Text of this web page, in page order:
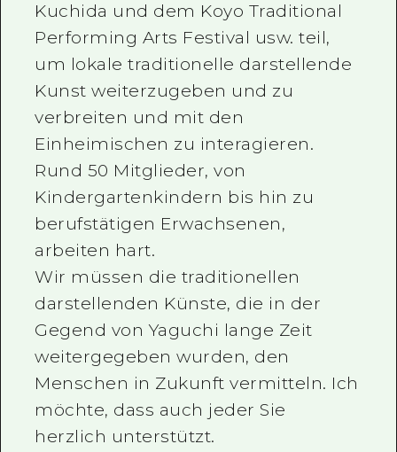
Kuchida und dem Koyo Traditional
Performing Arts Festival usw. teil,
um lokale traditionelle darstellende
Kunst weiterzugeben und zu
verbreiten und mit den
Einheimischen zu interagieren.
Rund 50 Mitglieder, von
Kindergartenkindern bis hin zu
berufstätigen Erwachsenen,
arbeiten hart.
Wir müssen die traditionellen
darstellenden Künste, die in der
Gegend von Yaguchi lange Zeit
weitergegeben wurden, den
Menschen in Zukunft vermitteln. Ich
möchte, dass auch jeder Sie
herzlich unterstützt.